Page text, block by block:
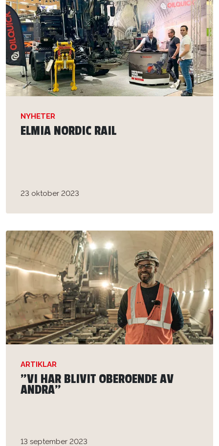
NYHETER
ELMIA NORDIC RAIL
23 oktober 2023
ARTIKLAR
”VI HAR BLIVIT OBEROENDE AV
ANDRA”
13 september 2023